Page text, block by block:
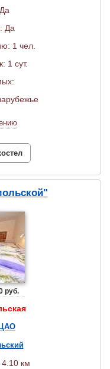
Да
1 чел.
1 сут.
руб.
ЦАО
км